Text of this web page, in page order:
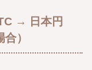
→ 日本円
）